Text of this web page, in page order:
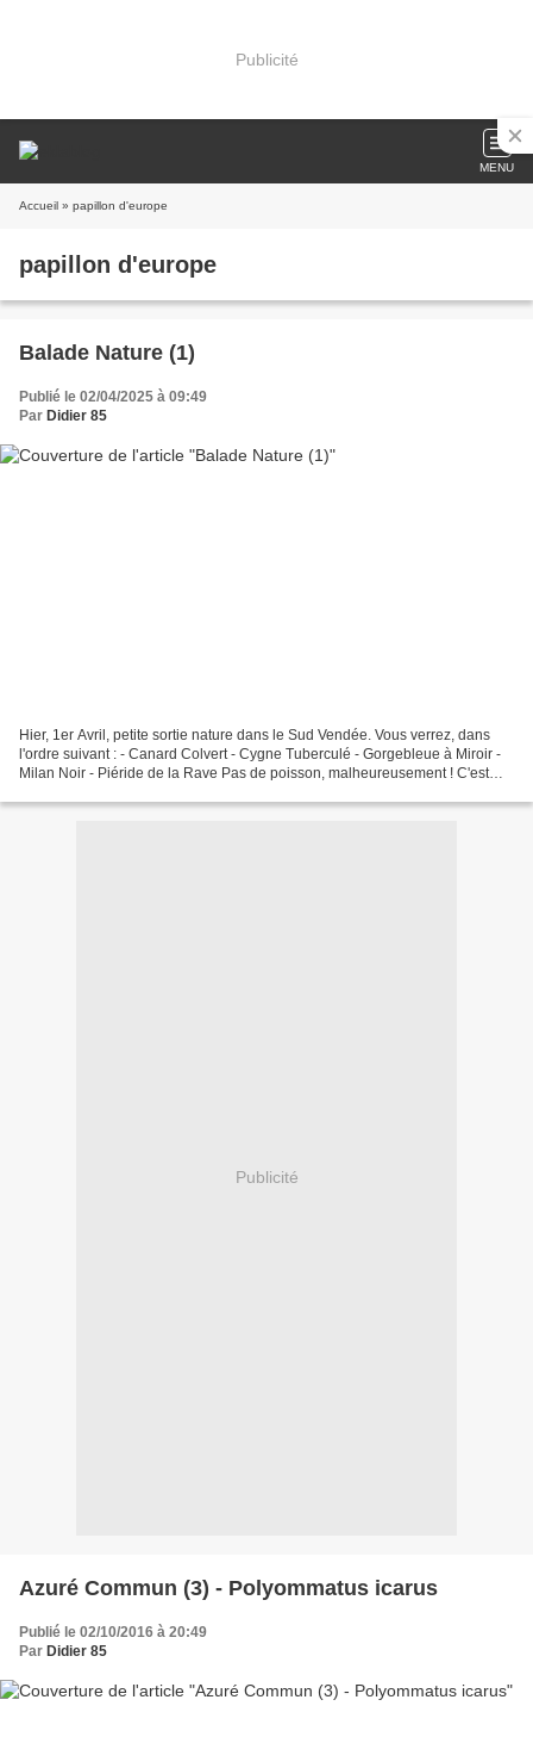
Publicité
MENU
Accueil » papillon d'europe
papillon d'europe
Balade Nature (1)
Publié le 02/04/2025 à 09:49
Par Didier 85
Hier, 1er Avril, petite sortie nature dans le Sud Vendée. Vous verrez, dans
l'ordre suivant : - Canard Colvert - Cygne Tuberculé - Gorgebleue à Miroir -
Milan Noir - Piéride de la Rave Pas de poisson, malheureusement ! C'est
Publicité
Azuré Commun (3) - Polyommatus icarus
Publié le 02/10/2016 à 20:49
Par Didier 85